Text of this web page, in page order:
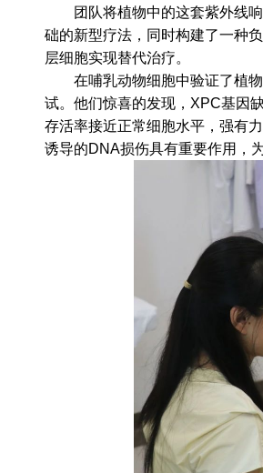
团队将植物中的这套紫外线
础的新型疗法，同时构建了一种
层细胞实现替代治疗。
在哺乳动物细胞中验证了植
试。他们惊喜的发现，XPC基因
存活率接近正常细胞水平，强有
诱导的DNA损伤具有重要作用，